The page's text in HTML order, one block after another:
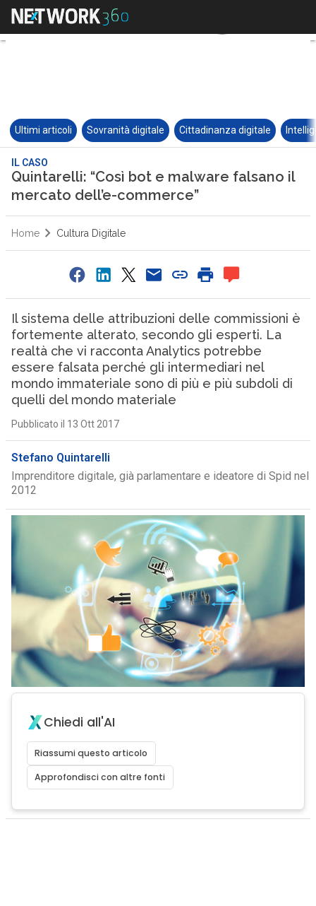
Ultimi articoli Sovranità digitale Cittadinanza digitale
IL CASO
Quintarelli: “Così bot e malware falsano il
mercato dell’e-commerce”
Home Cultura Digitale
Il sistema delle attribuzioni delle commissioni è
fortemente alterato, secondo gli esperti. La
realtà che vi racconta Analytics potrebbe
essere falsata perché gli intermediari nel
mondo immateriale sono di più e più subdoli di
quelli del mondo materiale
Pubblicato il 13 Ott 2017
Stefano Quintarelli
Imprenditore digitale, già parlamentare e ideatore di Spid nel
2012
Chiedi all'AI
Riassumi questo articolo
Approfondisci con altre fonti